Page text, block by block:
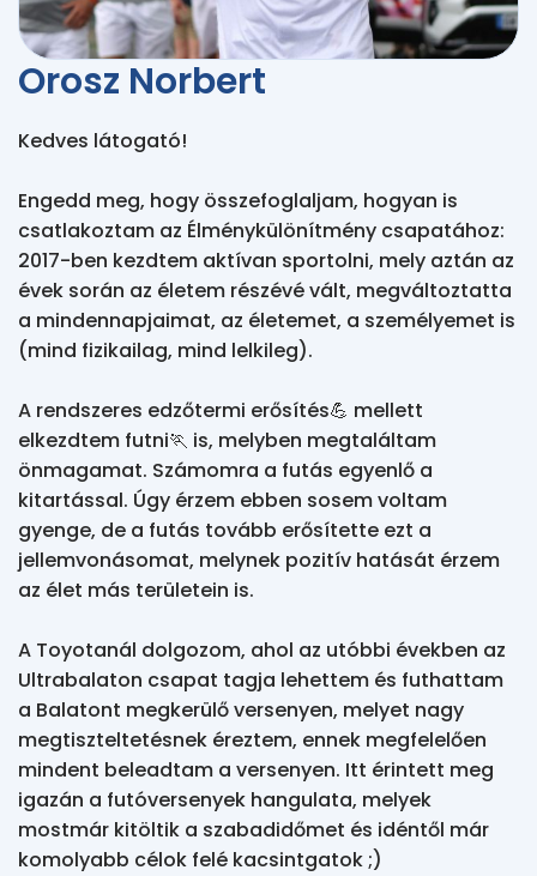
Orosz Norbert
Kedves látogató!
Engedd meg, hogy összefoglaljam, hogyan is
csatlakoztam az Élménykülönítmény csapatához:
2017-ben kezdtem aktívan sportolni, mely aztán az
évek során az életem részévé vált, megváltoztatta
a mindennapjaimat, az életemet, a személyemet is
(mind fizikailag, mind lelkileg).
A rendszeres edzőtermi erősítés💪 mellett
elkezdtem futni🏃 is, melyben megtaláltam
önmagamat. Számomra a futás egyenlő a
kitartással. Úgy érzem ebben sosem voltam
gyenge, de a futás tovább erősítette ezt a
jellemvonásomat, melynek pozitív hatását érzem
az élet más területein is.
A Toyotanál dolgozom, ahol az utóbbi években az
Ultrabalaton csapat tagja lehettem és futhattam
a Balatont megkerülő versenyen, melyet nagy
megtiszteltetésnek éreztem, ennek megfelelően
mindent beleadtam a versenyen. Itt érintett meg
igazán a futóversenyek hangulata, melyek
mostmár kitöltik a szabadidőmet és idéntől már
komolyabb célok felé kacsintgatok ;)